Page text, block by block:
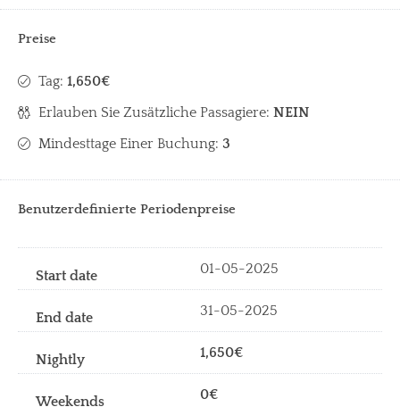
Preise
Tag: 1,650€
Erlauben Sie Zusätzliche Passagiere: NEIN
Mindesttage Einer Buchung: 3
Benutzerdefinierte Periodenpreise
01-05-2025
31-05-2025
1,650€
0€